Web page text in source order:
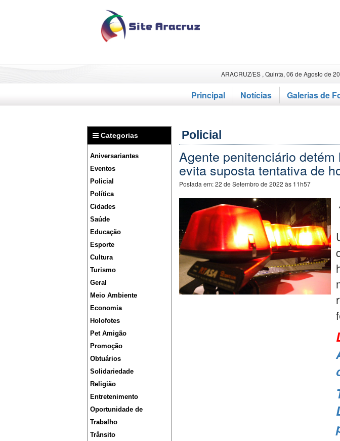
ARACRUZ/ES , Quinta, 06 de Agosto de
Principal Notícias Galerias de
Categorias
Aniversariantes
Eventos
Policial
Política
Cidades
Saúde
Educação
Esporte
Cultura
Turismo
Geral
Meio Ambiente
Economia
Holofotes
Pet Amigão
Promoção
Obtuários
Solidariedade
Religião
Entretenimento
Oportunidade de
Trabalho
Trânsito
Policial
Agente penitenciário
evita suposta tentativa de
Postada em:22 de Setembro de 2022 às 11h57